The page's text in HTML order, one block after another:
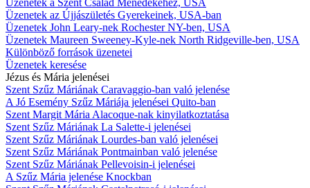
Üzenetek az Újjászületés Gyerekeinek, USA-ban
Üzenetek John Leary-nek Rochester NY-ben, USA
Üzenetek Maureen Sweeney-Kyle-nek North Ridgeville-ben, USA
Különböző források üzenetei
Üzenetek keresése
Jézus és Mária jelenései
Szent Szűz Máriának Caravaggio-ban való jelenése
A Jó Esemény Szűz Máriája jelenései Quito-ban
Szent Margit Mária Alacoque-nak kinyilatkoztatása
Szent Szűz Máriának La Salette-i jelenései
Szent Szűz Máriának Lourdes-ban való jelenései
Szent Szűz Máriának Pontmainban való jelenése
Szent Szűz Máriának Pellevoisin-i jelenései
A Szűz Mária jelenése Knockban